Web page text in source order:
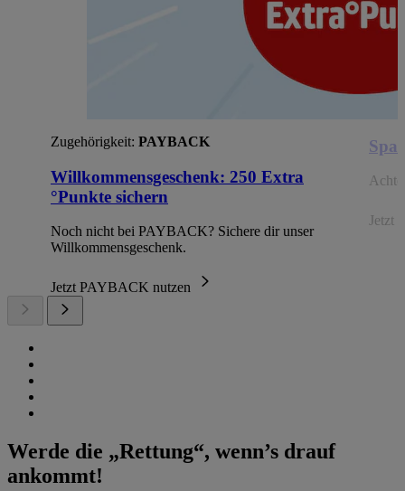
Zugehörigkeit: PAYBACK
Willkommensgeschenk: 250 Extra
°Punkte sichern
Noch nicht bei PAYBACK? Sichere dir unser
Willkommensgeschenk.
Jetzt PAYBACK nutzen
Jetzt
Werde die „Rettung“, wenn’s drauf
ankommt!